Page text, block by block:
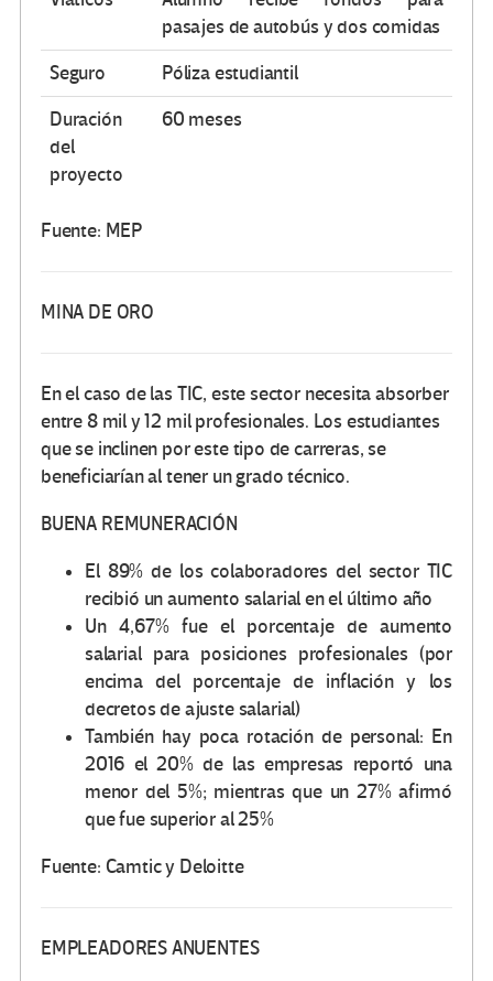
pasajes de autobús y dos comidas
Seguro
Póliza estudiantil
Duración
del
proyecto
60 meses
Fuente: MEP
MINA DE ORO
En el caso de las TIC, este sector necesita absorber
entre 8 mil y 12 mil profesionales. Los estudiantes
que se inclinen por este tipo de carreras, se
beneficiarían al tener un grado técnico.
BUENA REMUNERACIÓN
El 89% de los colaboradores del sector TIC
recibió un aumento salarial en el último año
Un 4,67% fue el porcentaje de aumento
salarial para posiciones profesionales (por
encima del porcentaje de inflación y los
decretos de ajuste salarial)
También hay poca rotación de personal: En
2016 el 20% de las empresas reportó una
menor del 5%; mientras que un 27% afirmó
que fue superior al 25%
Fuente: Camtic y Deloitte
EMPLEADORES ANUENTES